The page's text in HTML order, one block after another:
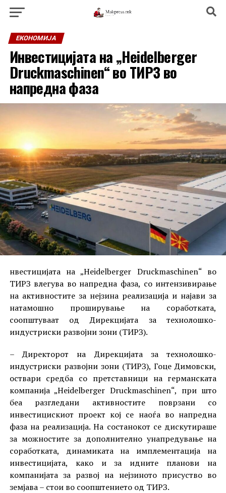
ЕКОНОМИЈА
Инвестицијата на „Heidelberger
Druckmaschinen“ во ТИРЗ во
напредна фаза
нвестицијата на „Heidelberger Druckmaschinen“ во
ТИРЗ влегува во напредна фаза, со интензивирање
на активностите за нејзина реализација и најави за
натамошно проширување на соработката,
соопштуваат од Дирекцијата за технолошко-
индустриски развојни зони (ТИРЗ).
– Директорот на Дирекцијата за технолошко-
индустриски развојни зони (ТИРЗ), Гоце Димовски,
оствари средба со претставници на германската
компанија „Heidelberger Druckmaschinen“, при што
беа разгледани активностите поврзани со
инвестицискиот проект кој се наоѓа во напредна
фаза на реализација. На состанокот се дискутираше
за можностите за дополнително унапредување на
соработката, динамиката на имплементација на
инвестицијата, како и за идните планови на
компанијата за развој на нејзиното присуство во
земјава – стои во соопштението од ТИРЗ.